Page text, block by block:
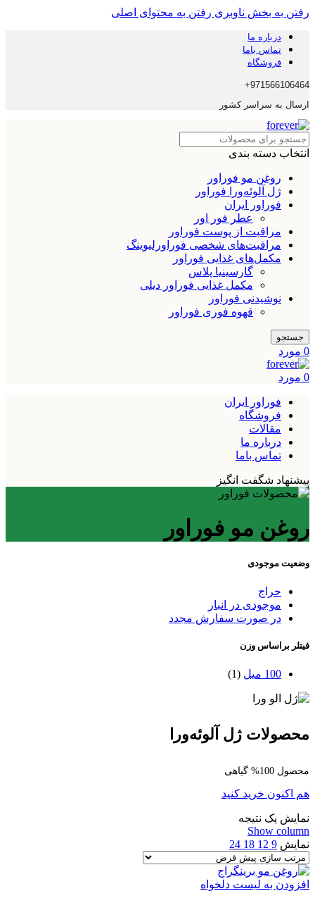
رفتن به بخش ناوبری رفتن به محتوای اصلی
درباره ما
تماس باما
فروشگاه
971566106464+
ارسال به سراسر کشور
انتخاب دسته بندی
روغن مو فوراور
ژل آلوئه‌ورا فوراور
فوراور ایران
عطر فور اور
مراقبت از پوست فوراور
مراقبت‌های شخصی فوراورلیوینگ
مکمل‌های غذایی فوراور
گارسینیا پلاس
مکمل غذایی فوراور دیلی
نوشیدنی فوراور
قهوه فوری فوراور
جستجو
0 مورد
0 مورد
فوراور ایران
فروشگاه
مقالات
درباره ما
تماس باما
پیشنهاد شگفت انگیز
روغن مو فوراور
وضعیت موجودی
حراج
موجودی در انبار
در صورت سفارش مجدد
فیتلر براساس وزن
100 میل (1)
محصولات ژل آلوئه‌ورا
محصول 100% گیاهی
هم اکنون خرید کنید
نمایش یک نتیجه
Show column
نمایش 9
12
18
24
افزودن به لیست دلخواه